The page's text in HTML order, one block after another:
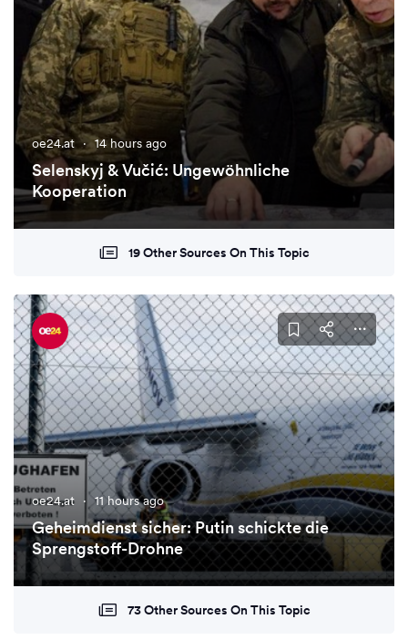
oe24.at · 14 hours ago
Selenskyj & Vučić: Ungewöhnliche
Kooperation
19 Other Sources On This Topic
oe24.at · 11 hours ago
Geheimdienst sicher: Putin schickte die
Sprengstoff-Drohne
73 Other Sources On This Topic